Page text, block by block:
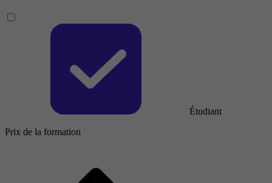
Étudiant
Prix de la formation